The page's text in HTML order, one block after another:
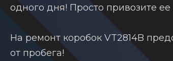
одного дня! Просто привозите
На ремонт коробок VT2814B
от пробега!